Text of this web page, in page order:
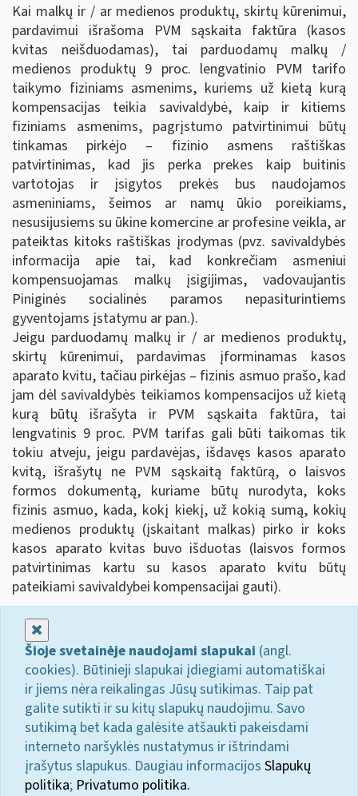
Kai malkų ir / ar medienos produktų, skirtų kūrenimui,
pardavimui išrašoma PVM sąskaita faktūra (kasos
kvitas neišduodamas), tai parduodamų malkų /
medienos produktų 9 proc. lengvatinio PVM tarifo
taikymo fiziniams asmenims, kuriems už kietą kurą
kompensacijas teikia savivaldybė, kaip ir kitiems
fiziniams asmenims, pagrįstumo patvirtinimui būtų
tinkamas pirkėjo – fizinio asmens raštiškas
patvirtinimas, kad jis perka prekes kaip buitinis
vartotojas ir įsigytos prekės bus naudojamos
asmeniniams, šeimos ar namų ūkio poreikiams,
nesusijusiems su ūkine komercine ar profesine veikla, ar
pateiktas kitoks raštiškas įrodymas (pvz. savivaldybės
informacija apie tai, kad konkrečiam asmeniui
kompensuojamas malkų įsigijimas, vadovaujantis
Piniginės socialinės paramos nepasiturintiems
gyventojams įstatymu ar pan.).
Jeigu parduodamų malkų ir / ar medienos produktų,
skirtų kūrenimui, pardavimas įforminamas kasos
aparato kvitu, tačiau pirkėjas – fizinis asmuo prašo, kad
jam dėl savivaldybės teikiamos kompensacijos už kietą
kurą būtų išrašyta ir PVM sąskaita faktūra, tai
lengvatinis 9 proc. PVM tarifas gali būti taikomas tik
tokiu atveju, jeigu pardavėjas, išdavęs kasos aparato
kvitą, išrašytų ne PVM sąskaitą faktūrą, o laisvos
formos dokumentą, kuriame būtų nurodyta, koks
fizinis asmuo, kada, kokį kiekį, už kokią sumą, kokių
medienos produktų (įskaitant malkas) pirko ir koks
kasos aparato kvitas buvo išduotas (laisvos formos
patvirtinimas kartu su kasos aparato kvitu būtų
pateikiami savivaldybei kompensacijai gauti).
Šioje svetainėje naudojami slapukai (angl.
cookies). Būtinieji slapukai įdiegiami automatiškai
ir jiems nėra reikalingas Jūsų sutikimas. Taip pat
galite sutikti ir su kitų slapukų naudojimu. Savo
sutikimą bet kada galėsite atšaukti pakeisdami
interneto naršyklės nustatymus ir ištrindami
įrašytus slapukus. Daugiau informacijos Slapukų
politika; Privatumo politika.